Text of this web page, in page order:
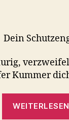
Dein
Kummer
WEITERLESEN